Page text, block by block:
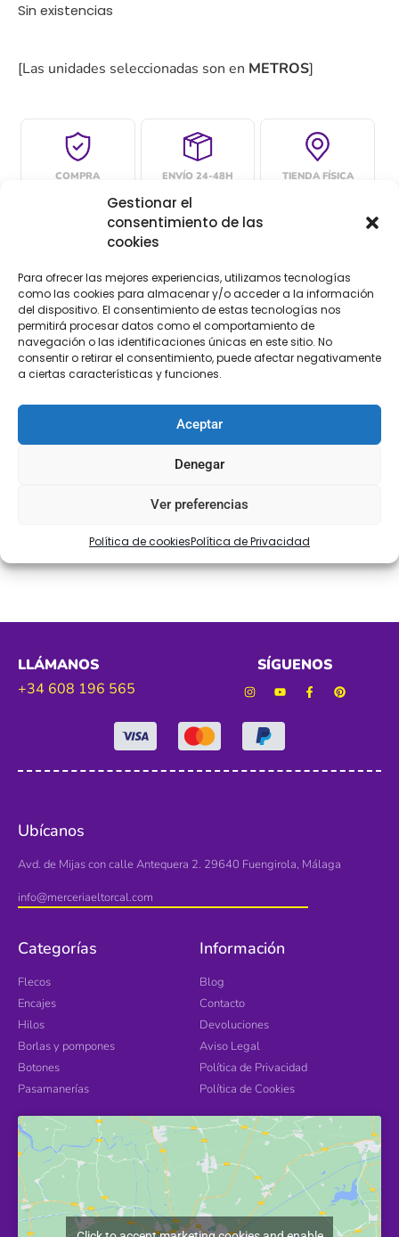
Gestionar el
consentimiento de las
cookies
Para ofrecer las mejores experiencias, utilizamos tecnologías
como las cookies para almacenar y/o acceder a la información
del dispositivo. El consentimiento de estas tecnologías nos
permitirá procesar datos como el comportamiento de
navegación o las identificaciones únicas en este sitio. No
consentir o retirar el consentimiento, puede afectar negativamente
a ciertas características y funciones.
Aceptar
Denegar
Ver preferencias
Política de cookiesPolítica de Privacidad
Sin existencias
[Las unidades seleccionadas son en METROS]
COMPRA
ENVÍO 24-48H TIENDA FÍSICA
Descripción
Información adicional
Valoraciones (0)
Descripción
Greca fantasía bordada con pedrería.
Ref.981217
LLÁMANOS
+34 608 196 565
SÍGUENOS
Ubícanos
Avd. de Mijas con calle Antequera 2. 29640 Fuengirola, Málaga
info@merceriaeltorcal.com
Categorías
Flecos
Encajes
Hilos
Borlas y pompones
Botones
Pasamanerías
Información
Blog
Contacto
Devoluciones
Aviso Legal
Política de Privacidad
Política de Cookies